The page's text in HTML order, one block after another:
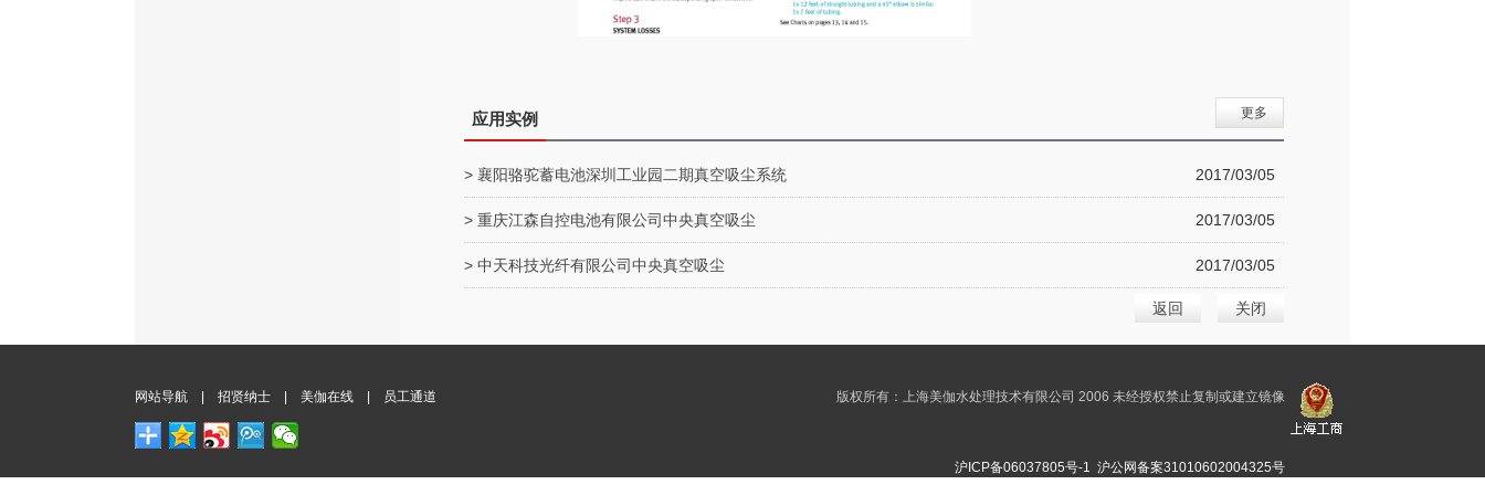
应用实例 更多
> 襄阳骆驼蓄电池深圳工业园二期真空吸尘系统 2017/03/05
> 重庆江森自控电池有限公司中央真空吸尘 2017/03/05
> 中天科技光纤有限公司中央真空吸尘 2017/03/05
关闭
返回
网站导航 招贤纳士 美伽在线 员工通道 版权所有：上海美伽水处理技术有限公司 2006 未经授权禁止复制或建立镜像
沪ICP备06037805号-1 沪公网备案31010602004325号